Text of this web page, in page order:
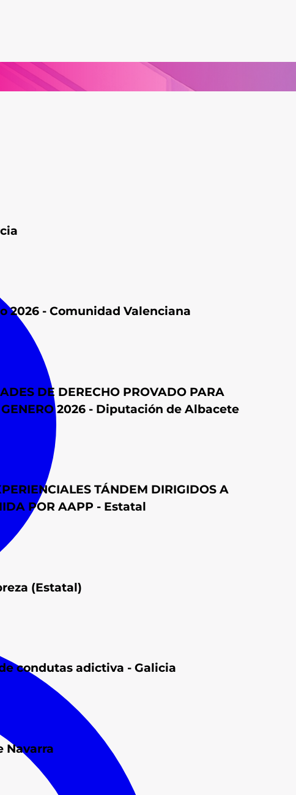
2026 - Comunidad Valenciana
DE DERECHO PROVADO PARA
GENERO 2026 - Diputación de Albacete
TÁNDEM DIRIGIDOS A
POR AAPP - Estatal
(Estatal)
condutas adictiva - Galicia
Navarra